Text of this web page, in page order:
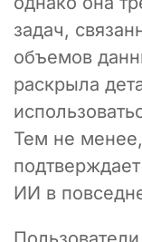
задач,
объемов
раскрыла
Тем не
ИИ в